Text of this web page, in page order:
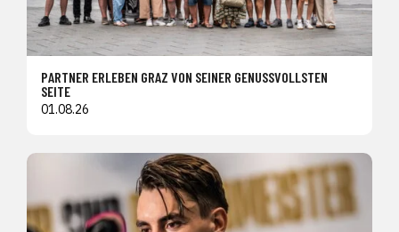
PARTNER ERLEBEN GRAZ VON SEINER GENUSSVOLLSTEN
SEITE
01.08.26